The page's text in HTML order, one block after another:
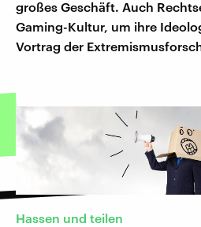
großes Geschäft. Auch
Gaming-Kultur, um ihre
Vortrag der
Hassen und teilen